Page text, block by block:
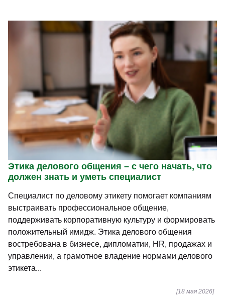
Этика делового общения – с чего начать, что
должен знать и уметь специалист
Специалист по деловому этикету помогает компаниям
выстраивать профессиональное общение,
поддерживать корпоративную культуру и формировать
положительный имидж. Этика делового общения
востребована в бизнесе, дипломатии, HR, продажах и
управлении, а грамотное владение нормами делового
этикета...
[18 мая 2026]